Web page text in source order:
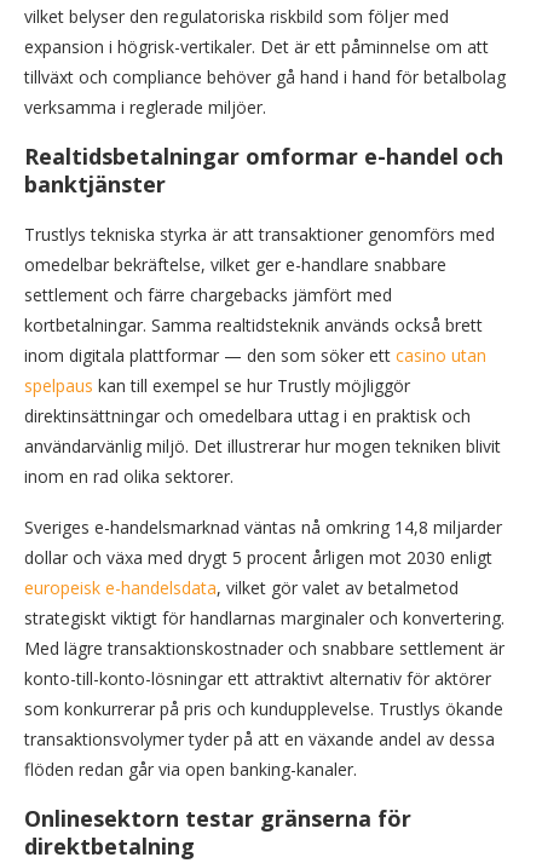
vilket belyser den regulatoriska riskbild som följer med
expansion i högrisk-vertikaler. Det är ett påminnelse om att
tillväxt och compliance behöver gå hand i hand för betalbolag
verksamma i reglerade miljöer.
Realtidsbetalningar omformar e-handel och
banktjänster
Trustlys tekniska styrka är att transaktioner genomförs med
omedelbar bekräftelse, vilket ger e-handlare snabbare
settlement och färre chargebacks jämfört med
kortbetalningar. Samma realtidsteknik används också brett
inom digitala plattformar — den som söker ett casino utan
spelpaus kan till exempel se hur Trustly möjliggör
direktinsättningar och omedelbara uttag i en praktisk och
användarvänlig miljö. Det illustrerar hur mogen tekniken blivit
inom en rad olika sektorer.
Sveriges e-handelsmarknad väntas nå omkring 14,8 miljarder
dollar och växa med drygt 5 procent årligen mot 2030 enligt
europeisk e-handelsdata, vilket gör valet av betalmetod
strategiskt viktigt för handlarnas marginaler och konvertering.
Med lägre transaktionskostnader och snabbare settlement är
konto-till-konto-lösningar ett attraktivt alternativ för aktörer
som konkurrerar på pris och kundupplevelse. Trustlys ökande
transaktionsvolymer tyder på att en växande andel av dessa
flöden redan går via open banking-kanaler.
Onlinesektorn testar gränserna för
direktbetalning